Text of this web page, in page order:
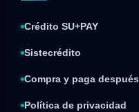
Crédito SU+PAY
Sistecrédito
Compra y paga después
Política de privacidad